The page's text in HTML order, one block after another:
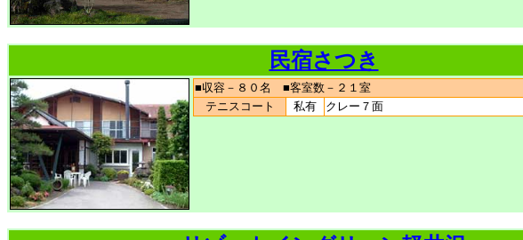
民宿さつき
■収容－８０名 ■客室数－２１室
テニスコート
私有 クレー７面